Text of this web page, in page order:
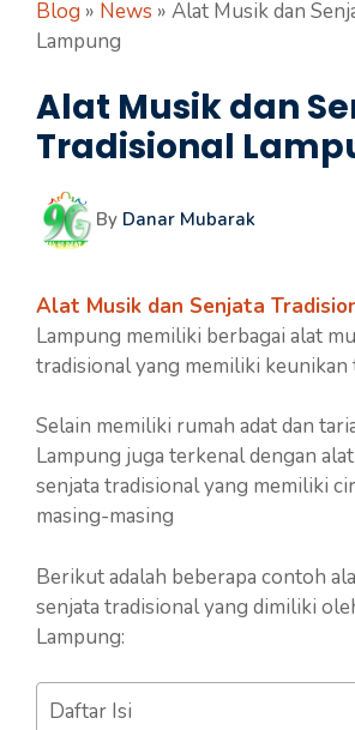
Blog » News » Alat Musik dan
Lampung
Alat Musik dan
Tradisional
By Danar Mubarak
Alat Musik dan Senjata
Lampung memiliki berbagai alat
tradisional yang memiliki
Selain memiliki rumah adat dan
Lampung juga terkenal dengan
senjata tradisional yang memiliki
masing-masing
Berikut adalah beberapa contoh
senjata tradisional yang dimiliki
Lampung:
Daftar Isi